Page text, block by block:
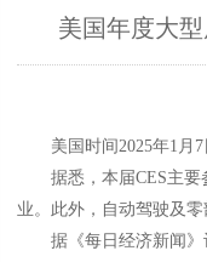
美国年度大
美国时间2025年1月7
据悉，本届CES主要参
业。此外，自动驾驶及
据《每日经济新闻》记